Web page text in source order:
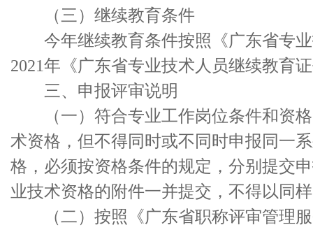
（三）继续教育条件
今年继续教育条件按照《广东省专业
2021年《广东省专业技术人员继续教育
三、申报评审说明
（一）符合专业工作岗位条件和资格
术资格，但不得同时或不同时申报同一
格，必须按资格条件的规定，分别提交
业技术资格的附件一并提交，不得以同
（二）按照《广东省职称评审管理服